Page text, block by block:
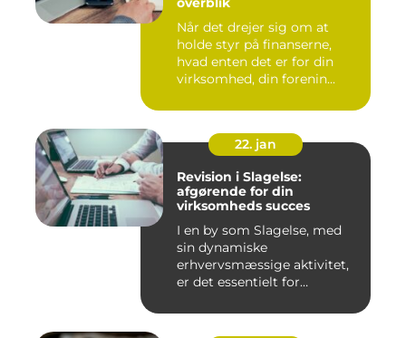
Når det drejer sig om at
holde styr på finanserne,
hvad enten det er for din
virksomhed, din forenin...
22. jan
Revision i Slagelse:
afgørende for din
virksomheds succes
I en by som Slagelse, med
sin dynamiske
erhvervsmæssige aktivitet,
er det essentielt for